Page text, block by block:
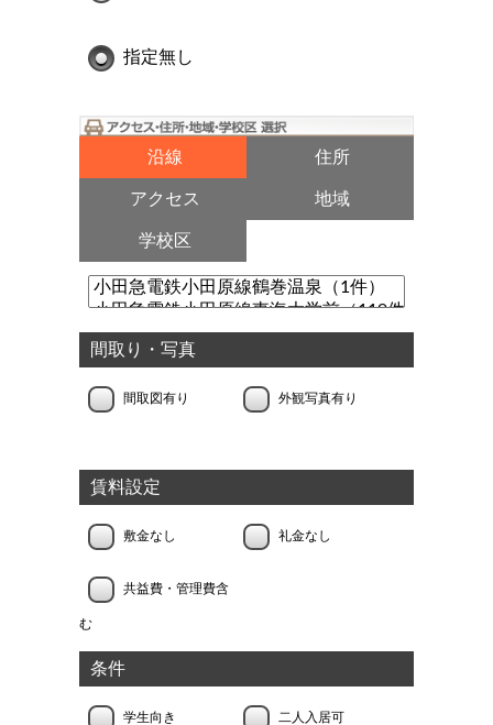
指定無し
沿線 住所
アクセス 地域
学校区
間取り・写真
間取図有り 外観写真有り
賃料設定
敷金なし 礼金なし
共益費・管理費含
む
条件
学生向き 二人入居可